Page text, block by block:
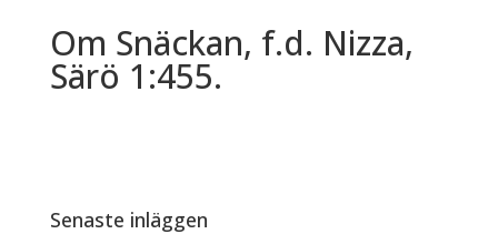
Om Snäckan, f.d. Nizza,
Särö 1:455.
Senaste inläggen